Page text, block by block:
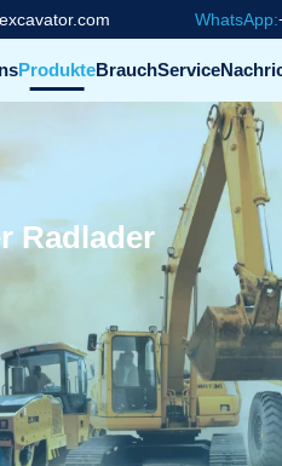
WhatsApp:
ProdukteBrauchService
Radlader